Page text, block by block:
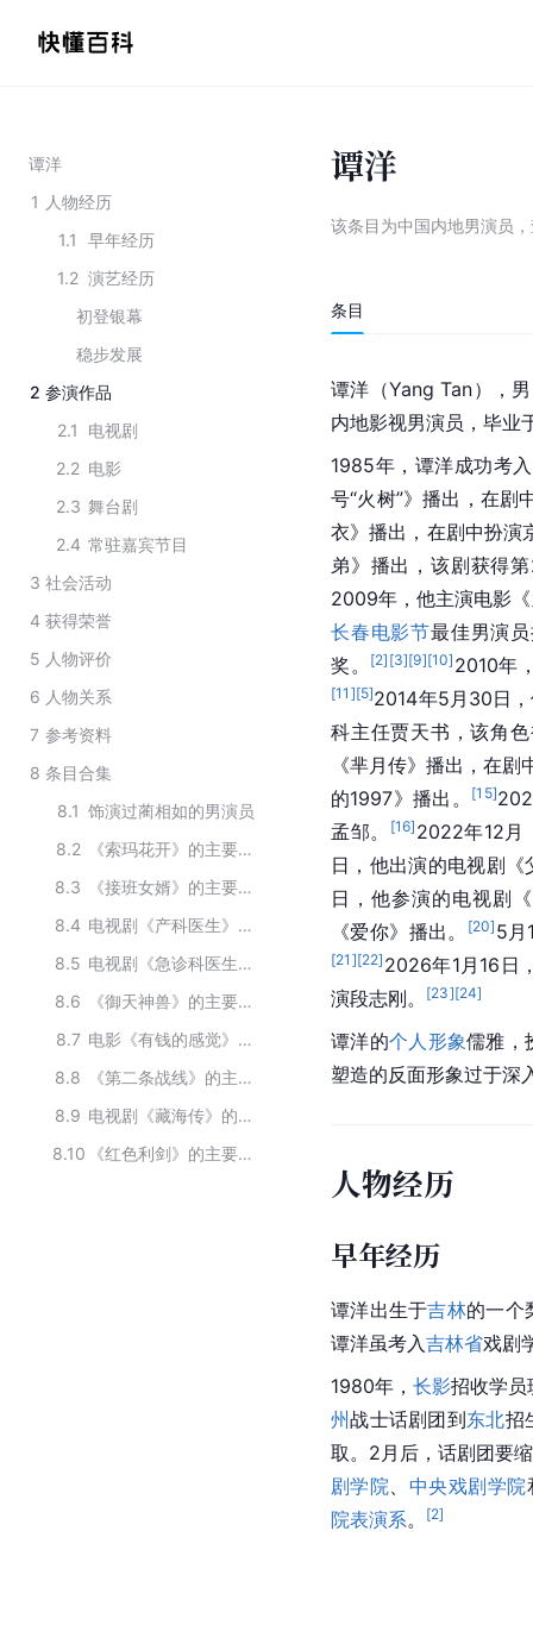
谭洋
1 人物经历
1.1
早年经历
1.2 演艺经历
初登银幕
稳步发展
2 参演作品
2.1
电视剧
2.2 电影
2.3 舞台剧
2.4 常驻嘉宾节目
3 社会活动
4 获得荣誉
5 人物评价
6 人物关系
7 参考资料
8 条目合集
8.1 饰演过蔺相如的男演员
8.2
《索玛花开》的主要演员
8.3
《接班女婿》的主要演员
8.4
电视剧《产科医生》的主要演员
8.5
电视剧《急诊科医生》的主要演员
8.6
《御天神兽》的主要演员
8.7
电影《有钱的感觉》的演职人员
8.8
《第二条战线》的主要演员
8.9
电视剧《藏海传》的主要演员
8.10
《红色利剑》的主要演员
谭洋
该条目为中国内地男演员 ，
条目
谭洋（Yang Tan），
内地影视男演员，毕业
1985年，谭洋成功考入
号“火树”》播出，在剧
衣》播出，在剧中扮演
弟》播出，该剧获得
2009年，他主演电影
长春电影节最佳男演
奖。
[2] [3][9][10] 2010年
[11 ][5]2014年5月30日
科主任贾天书，该角
《芈月传》播出，在剧
的1997》播出。
[15]
孟邹。
[16] 2022年12月
日，他出演的电视剧
日，他参演的电视剧
《爱你》播出。
[20] 5月
[21 ][22] 2026年1月16日
演段志刚。
[23][24]
谭洋的个人形象儒雅，
塑造的反面形象过于深
人物经历
早年经历
谭洋出生于吉林的一个
谭洋虽考入吉林省戏剧
1980年， 长影招收学员
州战士话剧团到东北招
取。2月后，话剧团要
剧学院
中央戏剧学院
院表演系。 [2]